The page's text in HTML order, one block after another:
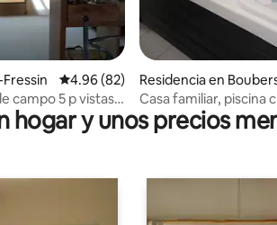
evaluaciones
Calificación promedio: 4.96 de 5;
4.96 (82)
campo 5 p vistas
Residencia en
ond
Casa familiar, piscina
climatizada, jacuzzi.
hogar y unos precios